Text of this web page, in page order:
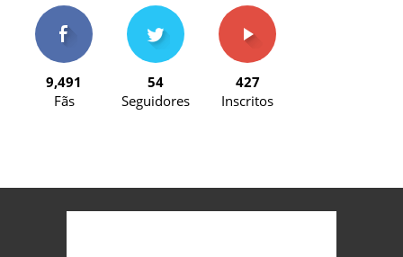
9,491
Fãs
54
Seguidores
427
Inscritos